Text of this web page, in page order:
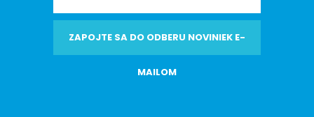
ZAPOJTE SA DO ODBERU NOVINIEK E-
MAILOM